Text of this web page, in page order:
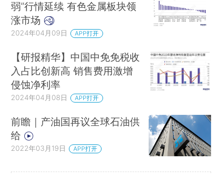
弱”行情延续 有色金属板块领
涨市场
2024年04月09日 APP打开
【研报精华】中国中免免税收
入占比创新高 销售费用激增
侵蚀净利率
2024年04月08日 APP打开
前瞻｜产油国再议全球石油供
给
2022年03月19日 APP打开